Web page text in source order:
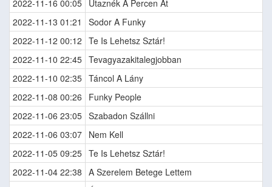
2022-11-16 00:05 Utaznék A Percen Át
2022-11-13 01:21
Sodor A Funky
2022-11-12 00:12 Te Is Lehetsz Sztár!
2022-11-10 22:45 Tevagyazakitalegjobban
2022-11-10 02:35 Táncol A Lány
2022-11-08 00:26
Funky People
2022-11-06 23:05 Szabadon Szállni
2022-11-06 03:07 Nem Kell
2022-11-05 09:25 Te Is Lehetsz Sztár!
2022-11-04 22:38 A Szerelem Betege Lettem